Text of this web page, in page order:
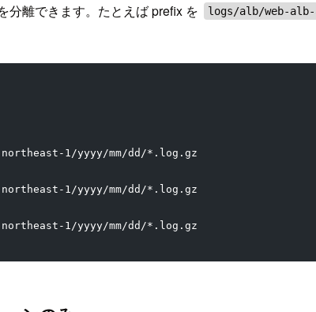
分離できます。たとえば prefix を
logs/alb/web-alb-
1/yyyy/mm/dd/*.log.gz
1/yyyy/mm/dd/*.log.gz
1/yyyy/mm/dd/*.log.gz